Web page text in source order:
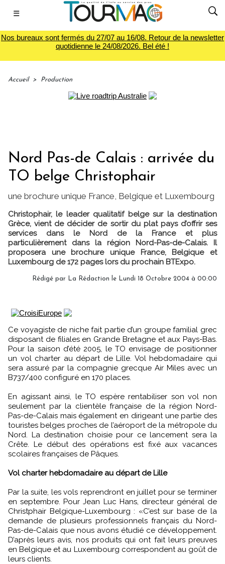
☰
Nos bureaux sont fermés du 27/07 au 16/08. Retour de la newsletter
quotidienne le 24/08/2026. Bel été !
Accueil > Production
Nord Pas-de Calais : arrivée du
TO belge Christophair
une brochure unique France, Belgique et Luxembourg
Christophair, le leader qualitatif belge sur la destination
Grèce, vient de décider de sortir du plat pays d’offrir ses
services dans le Nord de la France et plus
particulièrement dans la région Nord-Pas-de-Calais. Il
proposera une brochure unique France, Belgique et
Luxembourg de 172 pages lors du prochain BTExpo.
Rédigé par La Rédaction le Lundi 18 Octobre 2004 à 00:00
Ce voyagiste de niche fait partie d’un groupe familial grec
disposant de filiales en Grande Bretagne et aux Pays-Bas.
Pour la saison d’été 2005, le TO envisage de positionner
un vol charter au départ de Lille. Vol hebdomadaire qui
sera assuré par la compagnie grecque Air Miles avec un
B737/400 configuré en 170 places.
En agissant ainsi, le TO espère rentabiliser son vol non
seulement par la clientèle française de la région Nord-
Pas-de-Calais mais également en dirigeant une partie des
touristes belges proches de l’aéroport de la métropole du
Nord. La destination choisie pour ce lancement sera la
Crête. Le début des opérations est fixé aux vacances
scolaires françaises de Pâques.
Vol charter hebdomadaire au départ de Lille
Par la suite, les vols reprendront en juillet pour se terminer
en septembre. Pour Jean Luc Hans, directeur général de
Christphair Belgique-Luxembourg : «C’est sur base de la
demande de plusieurs professionnels français du Nord-
Pas-de-Calais que nous avons étudié ce développement.
D’après leurs avis, nos produits qui ont fait leurs preuves
en Belgique et au Luxembourg correspondent au goût de
leurs clients.